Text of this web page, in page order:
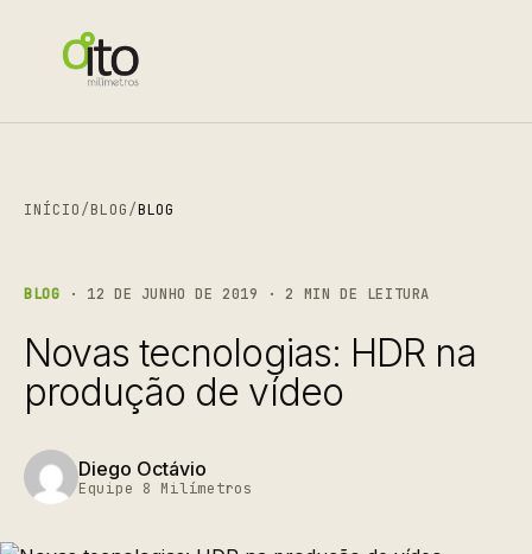
INÍCIO/BLOG/BLOG
BLOG · 12 DE JUNHO DE 2019 · 2 MIN DE LEITURA
Novas tecnologias: HDR na
produção de vídeo
Diego Octávio
Equipe 8 Milímetros